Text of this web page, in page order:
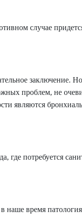
случае
заключение. Но
проблем, не
являются
где потребуется
наше время